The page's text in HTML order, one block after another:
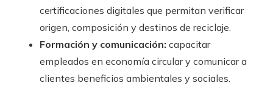
certificaciones digitales que permitan verificar
origen, composición y destinos de reciclaje.
Formación y comunicación: capacitar
empleados en economía circular y comunicar a
clientes beneficios ambientales y sociales.